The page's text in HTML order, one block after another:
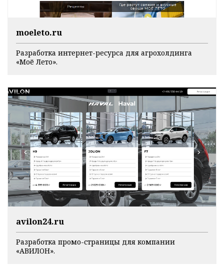
moeleto.ru
Разработка интернет-ресурса для агрохолдинга
«Моё Лето».
avilon24.ru
Разработка промо-страницы для компании
«АВИЛОН».